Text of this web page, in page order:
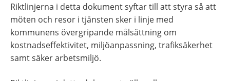
Riktlinjerna i detta dokument syftar till att styra så att
möten och resor i tjänsten sker i linje med
kommunens övergripande målsättning om
kostnadseffektivitet, miljöanpassning, trafiksäkerhet
samt säker arbetsmiljö.